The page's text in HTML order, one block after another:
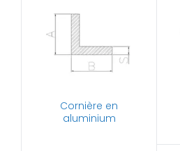
Cornière en
aluminium